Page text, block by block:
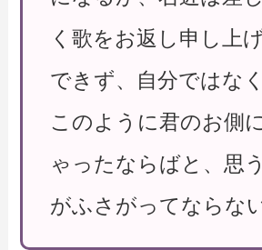
く歌をお返し申し上
できず、自分ではな
このように君のお側
ゃったならばと、思
がふさがってならない